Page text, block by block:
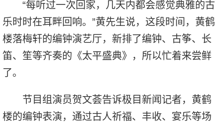
“每听过一次回家，几天内都会感觉典雅的古
乐时时在耳畔回响。”黄先生说，这段时间，黄鹤
楼落梅轩的编钟演艺厅，新排了编钟、古筝、长
笛、笙等齐奏的《太平盛典》，所以忙着来尝鲜
了。
节目组演员贺文荟告诉极目新闻记者，黄鹤
楼的编钟表演，通过古人祈福、丰收、宴乐等场